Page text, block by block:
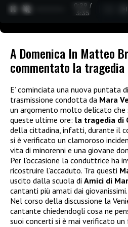
0:30 /
3:35
A Domenica In Matteo
commentato la tragedia
E’ cominciata una nuova puntata di
trasmissione condotta da Mara
un argomento molto delicato
queste ultime ore: la tragedia di
della cittadina, infatti, durante il
si è verificato un clamoroso
vita di minorenni e una giovane
Per l’occasione la conduttrice ha
ricostruire l’accaduto. Tra questi
uscito dalla scuola di Amici di
cantanti più amati dai giovanissimi.
Nel corso della discussione la
cantante chiedendogli cosa ne
suoi concerti si è mai verificato